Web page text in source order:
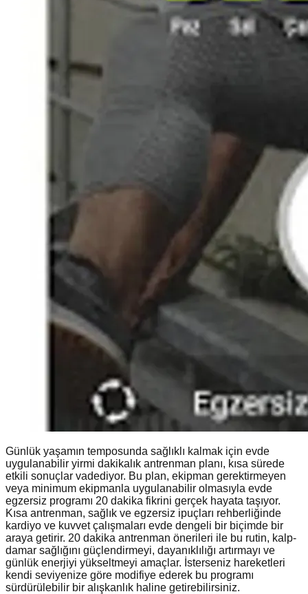
Günlük yaşamın temposunda sağlıklı kalmak için evde
uygulanabilir yirmi dakikalık antrenman planı, kısa sürede
etkili sonuçlar vadediyor. Bu plan, ekipman gerektirmeyen
veya minimum ekipmanla uygulanabilir olmasıyla evde
egzersiz programı 20 dakika fikrini gerçek hayata taşıyor.
Kısa antrenman, sağlık ve egzersiz ipuçları rehberliğinde
kardiyo ve kuvvet çalışmaları evde dengeli bir biçimde bir
araya getirir. 20 dakika antrenman önerileri ile bu rutin, kalp-
damar sağlığını güçlendirmeyi, dayanıklılığı artırmayı ve
günlük enerjiyi yükseltmeyi amaçlar. İsterseniz hareketleri
kendi seviyenize göre modifiye ederek bu programı
sürdürülebilir bir alışkanlık haline getirebilirsiniz.